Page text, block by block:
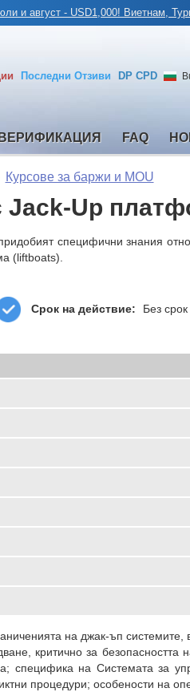
и август - USD1,000! Виетнам,
Последни Отзиви DP CPD
ВЕРИФИКАЦИЯ FAQ
Курсове за баржи и MOU
Jack-Up
специфични знания
(liftboats).
Срок на действие: Без срок
на джак-ъп
критично за
специфика на Системата за
процедури; особености на